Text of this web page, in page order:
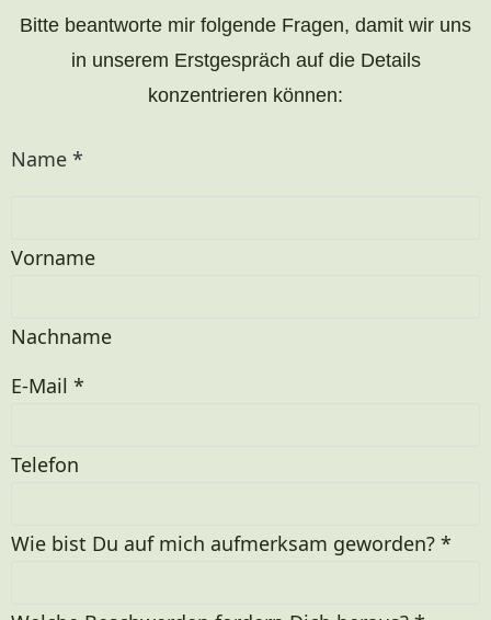
Bitte beantworte mir folgende Fragen, damit wir uns
in unserem Erstgespräch auf die Details
konzentrieren können:
Name *
Vorname
Nachname
E-Mail *
Telefon
Wie bist Du auf mich aufmerksam geworden? *